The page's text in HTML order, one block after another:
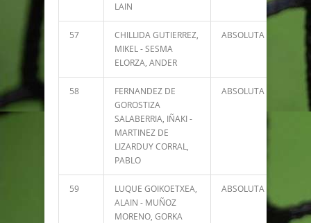
LAIN
57
CHILLIDA GUTIERREZ,
MIKEL - SESMA
ELORZA, ANDER
ABSOLUTA
58
FERNANDEZ DE
GOROSTIZA
SALABERRIA, IÑAKI -
MARTINEZ DE
LIZARDUY CORRAL,
PABLO
ABSOLUTA
59
LUQUE GOIKOETXEA,
ALAIN - MUÑOZ
MORENO, GORKA
ABSOLUTA